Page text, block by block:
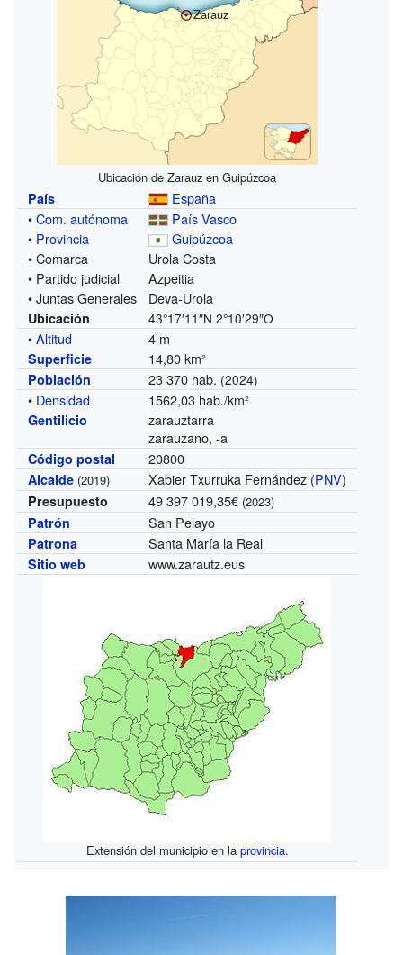
Zarauz
Ubicación de Zarauz en Guipúzcoa
País
España
•Com. autónoma
País Vasco
• Provincia
Guipúzcoa
• Comarca
Urola Costa
• Partido judicial
Azpeitia
• Juntas Generales
Deva-Urola
Ubicación 43°17′11″N 2°10′29″O
•Altitud 4 m
Superficie 14,80 km²
Población 23 370 hab. (2024)
• Densidad 1562,03 hab./km²
Gentilicio
zarauztarra
zarauzano, -a
Código postal 20800
Alcalde (2019) Xabier Txurruka Fernández (PNV)
Presupuesto 49 397 019,35€ (2023)
Patrón San Pelayo
Patrona Santa María la Real
Sitio web www.zarautz.eus
Extensión del municipio en la provincia.